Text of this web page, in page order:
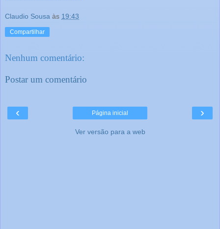
Claudio Sousa às 19:43
Compartilhar
Nenhum comentário:
Postar um comentário
‹ ›
Página inicial
Ver versão para a web